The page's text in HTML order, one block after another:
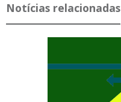
Notícias relacionadas